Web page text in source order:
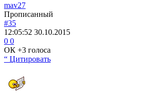
mav27
Прописанный
#35
12:05:52 30.10.2015
0 0
ОК +3 голоса
“ Цитировать